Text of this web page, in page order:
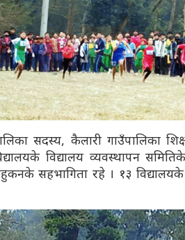
सदस्य, कैलारी गाउँपालिका
विद्यालय व्यवस्थापन
सहभागिता रहे । १३ विद्यालयके